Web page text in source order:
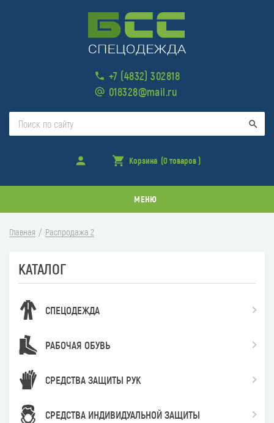
+7 (4832) 302818
018328@mail.ru
Войти
Корзина
товара
(0 товаров )
МЕНЮ
Главная Распродажа 2
КАТАЛОГ
СПЕЦОДЕЖДА
РАБОЧАЯ ОБУВЬ
СРЕДСТВА ЗАЩИТЫ РУК
СРЕДСТВА ИНДИВИДУАЛЬНОЙ ЗАЩИТЫ